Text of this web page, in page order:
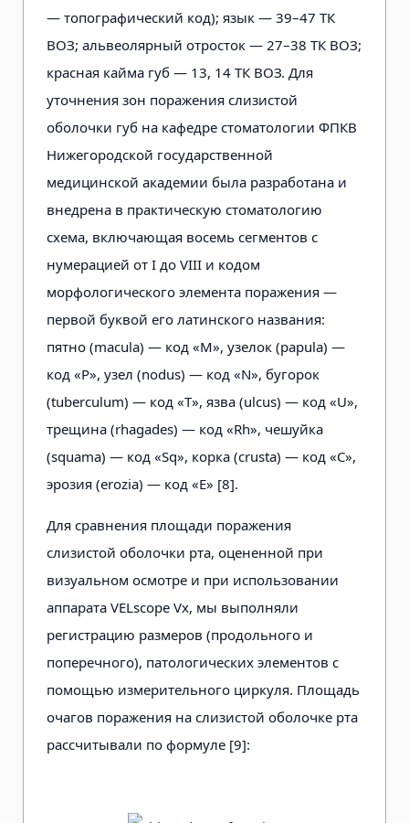
— топографический код); язык — 39–47 ТК
ВОЗ; альвеолярный отросток — 27–38 ТК ВОЗ;
красная кайма губ — 13, 14 ТК ВОЗ. Для
уточнения зон поражения слизистой
оболочки губ на кафедре стоматологии ФПКВ
Нижегородской государственной
медицинской академии была разработана и
внедрена в практическую стоматологию
схема, включающая восемь сегментов с
нумерацией от I до VIII и кодом
морфологического элемента поражения —
первой буквой его латинского названия:
пятно (macula) — код «М», узелок (papula) —
код «P», узел (nodus) — код «N», бугорок
(tuberculum) — код «Т», язва (ulcus) — код «U»,
трещина (rhagades) — код «Rh», чешуйка
(squama) — код «Sq», корка (crusta) — код «С»,
эрозия (erozia) — код «Е» [8].
Для сравнения площади поражения
слизистой оболочки рта, оцененной при
визуальном осмотре и при использовании
аппарата VELscope Vx, мы выполняли
регистрацию размеров (продольного и
поперечного), патологических элементов с
помощью измерительного циркуля. Площадь
очагов поражения на слизистой оболочке рта
рассчитывали по формуле [9]: